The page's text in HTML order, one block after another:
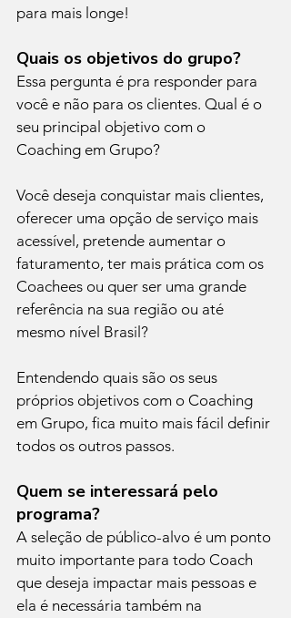
para mais longe!
Quais os objetivos do grupo?
Essa pergunta é pra responder para
você e não para os clientes. Qual é o
seu principal objetivo com o
Coaching em Grupo?
Você deseja conquistar mais clientes,
oferecer uma opção de serviço mais
acessível, pretende aumentar o
faturamento, ter mais prática com os
Coachees ou quer ser uma grande
referência na sua região ou até
mesmo nível Brasil?
Entendendo quais são os seus
próprios objetivos com o Coaching
em Grupo, fica muito mais fácil definir
todos os outros passos.
Quem se interessará pelo
programa?
A seleção de público-alvo é um ponto
muito importante para todo Coach
que deseja impactar mais pessoas e
ela é necessária também na